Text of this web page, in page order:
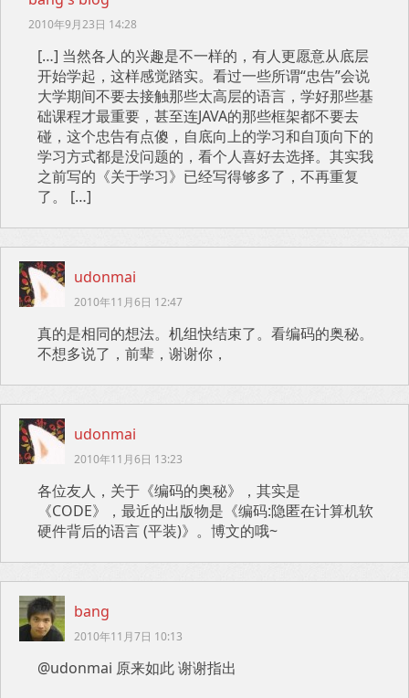
2010年9月23日 14:28
[…] 当然各人的兴趣是不一样的，有人更愿意从底层
开始学起，这样感觉踏实。看过一些所谓“忠告”会说
大学期间不要去接触那些太高层的语言，学好那些基
础课程才最重要，甚至连JAVA的那些框架都不要去
碰，这个忠告有点傻，自底向上的学习和自顶向下的
学习方式都是没问题的，看个人喜好去选择。其实我
之前写的《关于学习》已经写得够多了，不再重复
了。 […]
udonmai
2010年11月6日 12:47
真的是相同的想法。机组快结束了。看编码的奥秘。
不想多说了，前辈，谢谢你，
udonmai
2010年11月6日 13:23
各位友人，关于《编码的奥秘》，其实是
《CODE》，最近的出版物是《编码:隐匿在计算机软
硬件背后的语言 (平装)》。博文的哦~
bang
2010年11月7日 10:13
@udonmai 原来如此 谢谢指出